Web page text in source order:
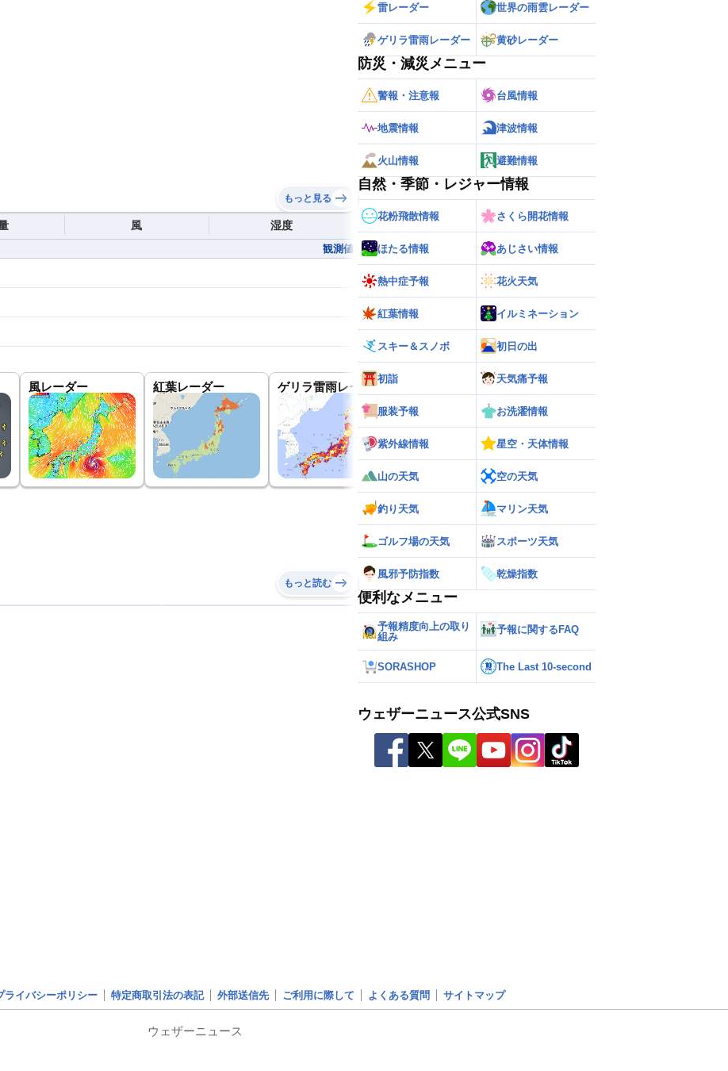
もっと見る
風 湿度
観測値
風レーダー 紅葉レーダー ゲリラ雷雨レーダー 世界の雨雲レーダー
もっと読む
雷レーダー 世界の雨雲レーダー
ゲリラ雷雨レーダー 黄砂レーダー
防災・減災メニュー
警報・注意報 台風情報
地震情報 津波情報
火山情報 避難情報
自然・季節・レジャー情報
花粉飛散情報 さくら開花情報
ほたる情報 あじさい情報
熱中症予報 花火天気
紅葉情報 イルミネーション
スキー＆スノボ 初日の出
初詣 天気痛予報
服装予報 お洗濯情報
紫外線情報 星空・天体情報
山の天気 空の天気
釣り天気 マリン天気
ゴルフ場の天気 スポーツ天気
風邪予防指数 乾燥指数
便利なメニュー
予報精度向上の取り
組み
予報に関するFAQ
SORASHOP The Last 10-second
ウェザーニュース公式SNS
ライバシーポリシー 特定商取引法の表記 外部送信先 ご利用に際して よくある質問 サイトマップ
ウェザーニュース